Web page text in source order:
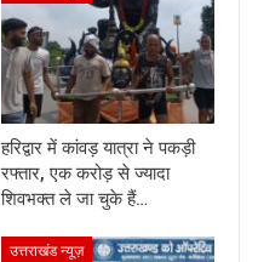
हरिद्वार में कांवड़ यात्रा ने पकड़ी
रफ्तार, एक करोड़ से ज्यादा
शिवभक्त ले जा चुके हैं…
उत्तराखंड न्यूज़